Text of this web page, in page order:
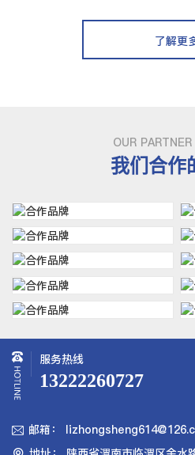
了解更
OUR
我们合作
服务热线
13222260727
 邮箱：